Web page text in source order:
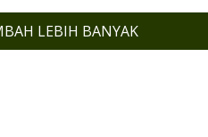
LEBIH BANYAK